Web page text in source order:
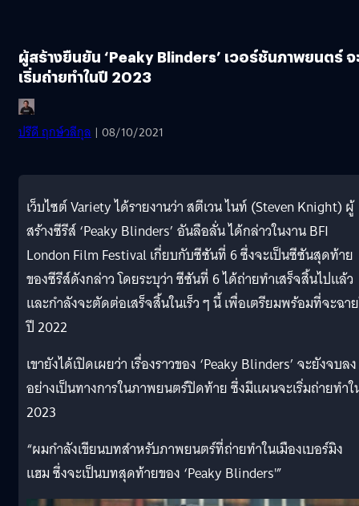
ผู้สร้างยืนยัน ‘Peaky Blinders’ เวอร์ชันภาพยนตร์ จ
เริ่มถ่ายทำในปี 2023
ปรีดี ฤกษ์วลีกุล | 08/10/2021
เว็บไซต์ Variety ได้รายงานว่า สตีเวน ไนท์ (Steven Knight) ผู้
สร้างซีรีส์ ‘Peaky Blinders’ อันลือลั่น ได้กล่าวในงาน BFI
London Film Festival เกี่ยบกับซีซันที่ 6 ซึ่งจะเป็นซีซันสุดท้าย
ของซีรีส์ดังกล่าว โดยระบุว่า ซีซันที่ 6 ได้ถ่ายทำเสร็จสิ้นไปแล้ว
และกำลังจะตัดต่อเสร็จสิ้นในเร็ว ๆ นี้ เพื่อเตรียมพร้อมที่จะฉา
ปี 2022
เขายังได้เปิดเผยว่า เรื่องราวของ ‘Peaky Blinders’ จะยังจบลง
อย่างเป็นทางการในภาพยนตร์ปิดท้าย ซึ่งมีแผนจะเริ่มถ่ายทำ
2023
“ผมกำลังเขียนบทสำหรับภาพยนตร์ที่ถ่ายทำในเมืองเบอร์มิง
แฮม ซึ่งจะเป็นบทสุดท้ายของ ‘Peaky Blinders'”